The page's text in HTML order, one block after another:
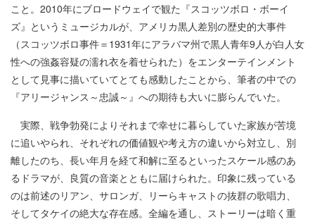
こと。2010年にブロードウェイで観た『スコッツボロ・ボーイ
ズ』というミュージカルが、アメリカ黒人差別の歴史的大事件
（スコッツボロ事件＝1931年にアラバマ州で黒人青年9人が白人女
性への強姦容疑の濡れ衣を着せられた）をエンターテインメント
として見事に描いていてとても感動したことから、筆者の中での
『アリージャンス～忠誠～』への期待も大いに膨らんでいた。
実際、戦争勃発によりそれまで幸せに暮らしていた家族が苦境
に追いやられ、それぞれの価値観や考え方の違いから対立し、別
離したのち、長い年月を経て和解に至るといったスケール感のあ
るドラマが、良質の音楽とともに届けられた。印象に残っている
のは前述のリアン、サロンガ、リーらキャストの抜群の歌唱力、
そしてタケイの絶大な存在感。全編を通し、ストーリーは暗く重